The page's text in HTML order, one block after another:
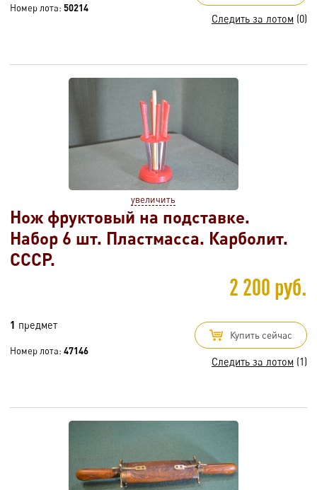
Номер лота: 50214
Следить за лотом (0)
увеличить
Нож фруктовый на подставке.
Набор 6 шт. Пластмасса. Карболит.
СССР.
2 200 руб.
1 предмет
Номер лота: 47146
Купить сейчас
Следить за лотом (1)